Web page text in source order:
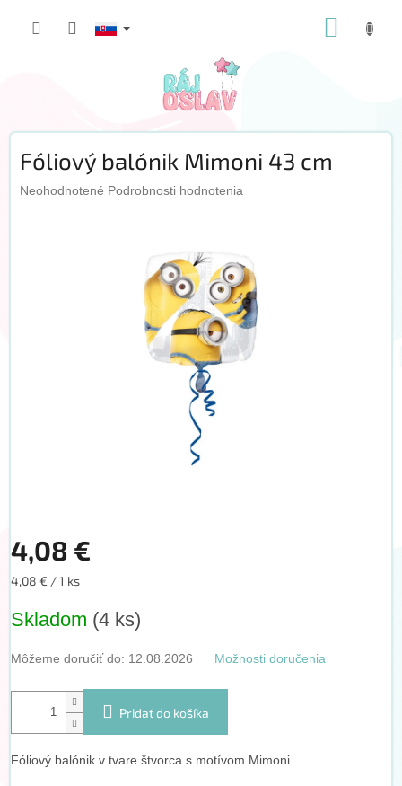
Fóliový balónik Mimoni 43 cm
Priemerné
Neohodnotené Podrobnosti hodnotenia
4,08 €
Jednotková
4,08 € / 1 ks
Skladom (4 ks)
Môžeme doručiť do: 12.08.2026 Možnosti doručenia
Pridať do košíka
Fóliový balónik v tvare štvorca s motívom Mimoni